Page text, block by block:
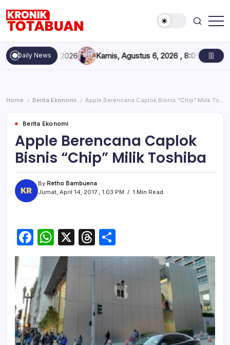
content
Totabuan
hari
ini
Kronik
Daily News
I 2026 Kamis, Agustus 6, 2026 , 8:05 PM Konferkab
Home / Berita Ekonomi / Apple Berencana Caplok Bisnis “Chip” Milik Toshiba
Berita Ekonomi
Apple Berencana Caplok
Bisnis “Chip” Milik Toshiba
By Retho Bambuena
Jumat, April 14, 2017 , 1:03 PM
1 Min Read
F
a
c
e
b
o
o
W
h
at
s
A
p
p
X
T
hr
e
d
s
h
ar
e